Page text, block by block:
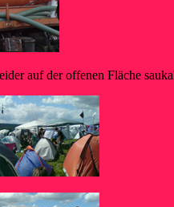
auf der offenen Fläche